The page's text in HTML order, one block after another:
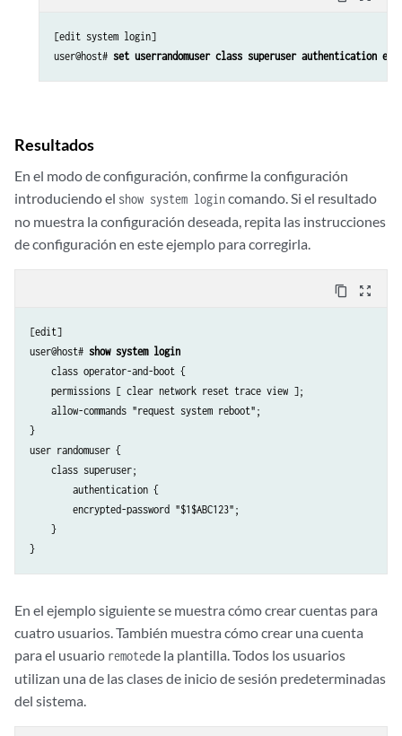
[edit system login]
user@host# set userrandomuser class superuser authentication
Resultados
En el modo de configuración, confirme la configuración
introduciendo el show system logincomando. Si el resultado
no muestra la configuración deseada, repita las instrucciones
de configuración en este ejemplo para corregirla.
content_copy zoom_out_map
[edit]
user@host# show system login
    class operator-and-boot {
    permissions [ clear network reset trace view ];
    allow-commands "request system reboot";
}
user randomuser {
    class superuser;
        authentication {
        encrypted-password "$1$ABC123";
    }
En el ejemplo siguiente se muestra cómo crear cuentas para
cuatro usuarios. También muestra cómo crear una cuenta
para el usuario remotede la plantilla. Todos los usuarios
utilizan una de las clases de inicio de sesión predeterminadas
del sistema.